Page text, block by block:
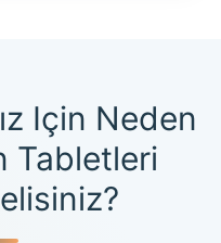
Için Neden
Tabletleri